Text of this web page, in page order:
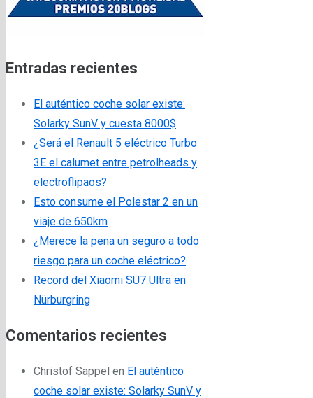
Entradas recientes
El auténtico coche solar existe:
Solarky SunV y cuesta 8000$
¿Será el Renault 5 eléctrico Turbo
3E el calumet entre petrolheads y
electroflipaos?
Esto consume el Polestar 2 en un
viaje de 650km
¿Merece la pena un seguro a todo
riesgo para un coche eléctrico?
Record del Xiaomi SU7 Ultra en
Nürburgring
Comentarios recientes
Christof Sappel en El auténtico
coche solar existe: Solarky SunV y